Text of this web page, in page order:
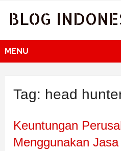
BLOG
MENU
Tag: head
Keuntungan
Menggunakan